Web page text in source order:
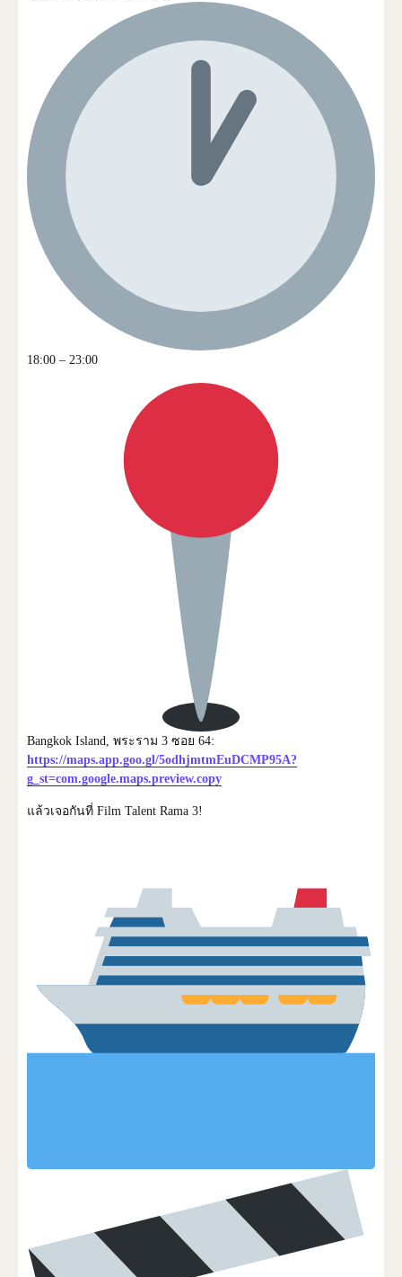
18:00 – 23:00
Bangkok Island, พระราม 3 ซอย 64:
https://maps.app.goo.gl/5odhjmtmEuDCMP95A?
g_st=com.google.maps.preview.copy
แล้วเจอกันที่ Film Talent Rama 3!